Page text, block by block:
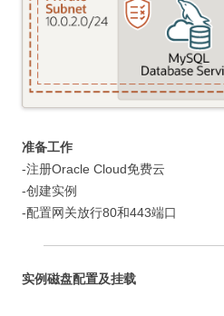
准备工作
-注册Oracle Cloud免费云
-创建实例
-配置网关放行80和443端口
实例磁盘配置及挂载